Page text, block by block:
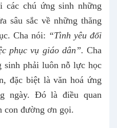
các chú ứng sinh những
sâu sắc về những thăng
Cha nói: “Tình yêu đối
phục vụ giáo dân”. Cha
sinh phải luôn nỗ lực học
đặc biệt là văn hoá ứng
ngày. Đó là điều quan
con đường ơn gọi.